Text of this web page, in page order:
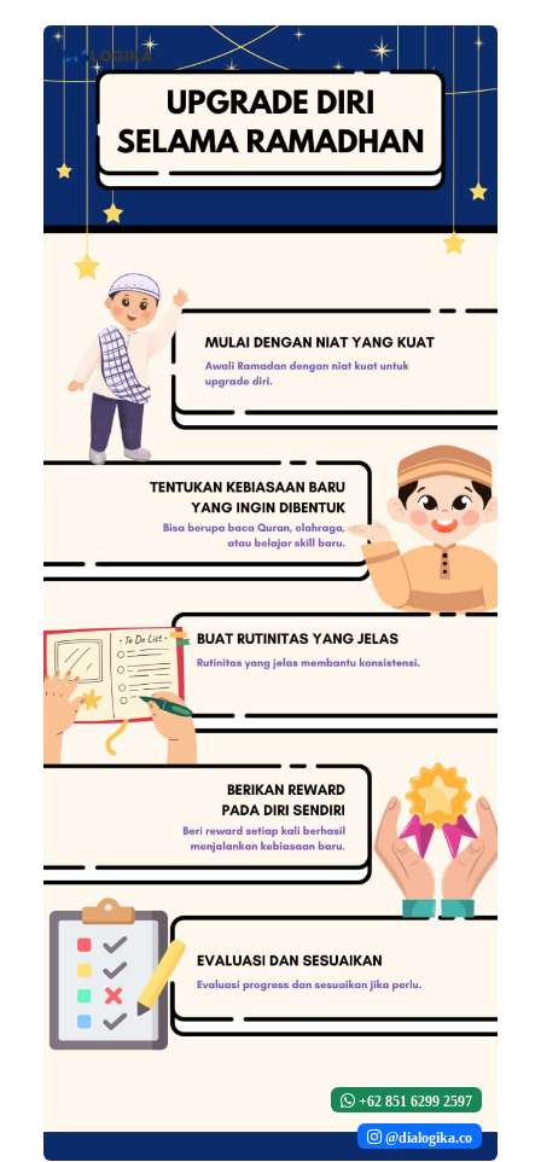
+62 851 6299 2597
@dialogika.co